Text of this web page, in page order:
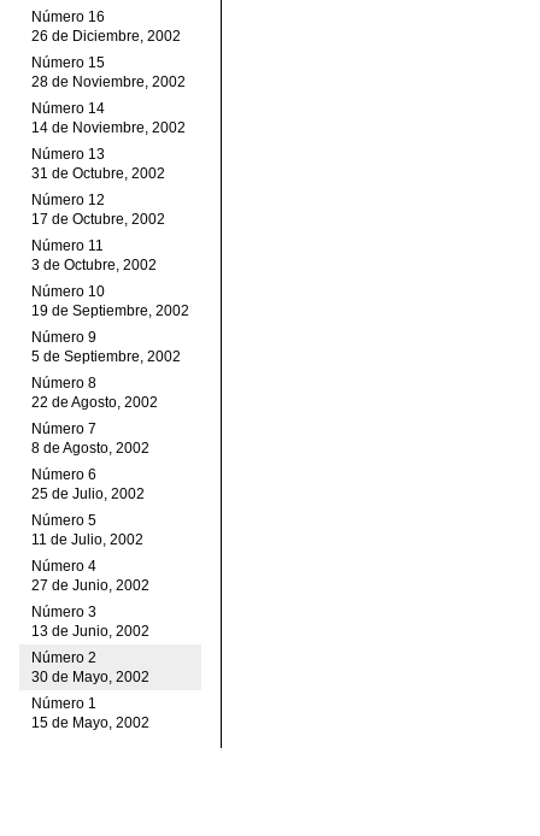
Número 16
26 de Diciembre, 2002
Número 15
28 de Noviembre, 2002
Número 14
14 de Noviembre, 2002
Número 13
31 de Octubre, 2002
Número 12
17 de Octubre, 2002
Número 11
3 de Octubre, 2002
Número 10
19 de Septiembre, 2002
Número 9
5 de Septiembre, 2002
Número 8
22 de Agosto, 2002
Número 7
8 de Agosto, 2002
Número 6
25 de Julio, 2002
Número 5
11 de Julio, 2002
Número 4
27 de Junio, 2002
Número 3
13 de Junio, 2002
Número 2
30 de Mayo, 2002
Número 1
15 de Mayo, 2002